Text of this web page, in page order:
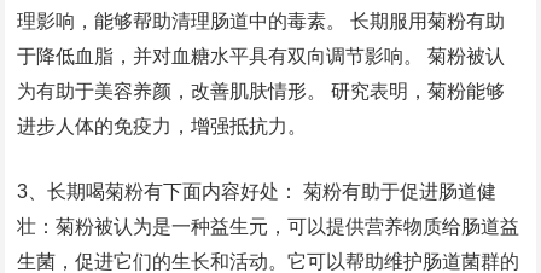
理影响，能够帮助清理肠道中的毒素。 长期服用菊粉有助
于降低血脂，并对血糖水平具有双向调节影响。 菊粉被认
为有助于美容养颜，改善肌肤情形。 研究表明，菊粉能够
进步人体的免疫力，增强抵抗力。
3、长期喝菊粉有下面内容好处： 菊粉有助于促进肠道健
壮：菊粉被认为是一种益生元，可以提供营养物质给肠道益
生菌，促进它们的生长和活动。它可以帮助维护肠道菌群的